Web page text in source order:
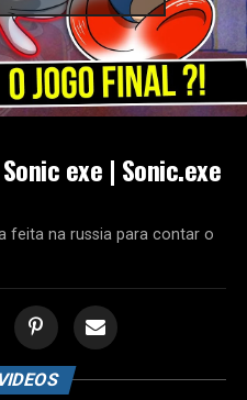
exe | Sonic.exe
feita na russia para contar o